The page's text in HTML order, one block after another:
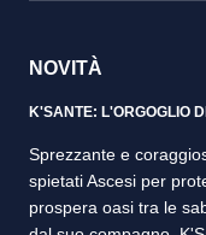
NOVITÀ
K'SANTE: L'ORGOGLIO
Sprezzante e
spietati Ascesi per
prospera oasi tra le